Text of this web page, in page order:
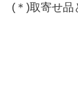
(＊)取寄せ品